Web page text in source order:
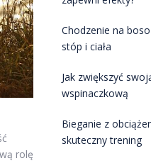
rolę
Chodzenie na
stóp i ciała
Jak zwiększyć
wspinaczkową
Bieganie z
skuteczny trening